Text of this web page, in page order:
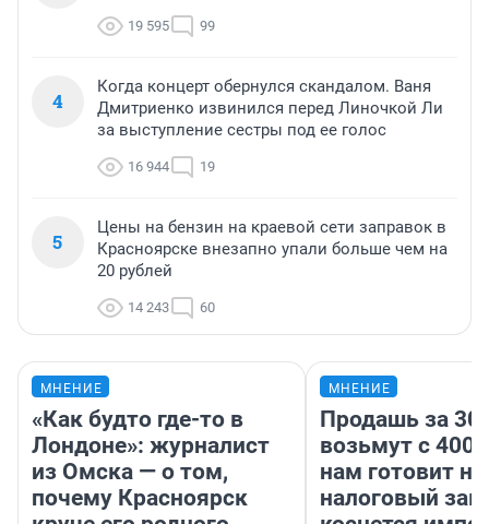
19 595 99
4
Когда концерт обернулся скандалом. Ваня
Дмитриенко извинился перед Линочкой Ли
за выступление сестры под ее голос
16 944 19
5
Цены на бензин на краевой сети заправок в
Красноярске внезапно упали больше чем на
20 рублей
14 243 60
МНЕНИЕ
«Как будто где-то в
Лондоне»: журналист
из Омска — о том,
почему Красноярск
МНЕНИЕ
Продашь за
возьмут с
нам готовит
налоговый